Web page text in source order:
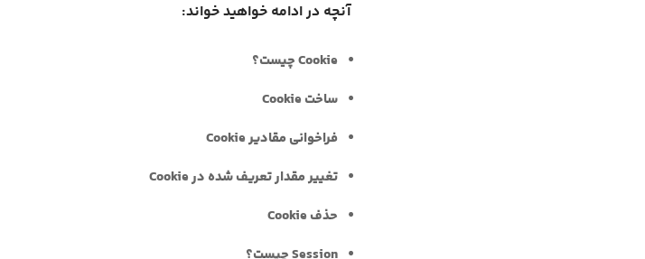
آنچه در ادامه خواهید خواند:
Cookie چیست؟
ساخت Cookie
فراخوانی مقادیر Cookie
تغییر مقدار تعریف شده در Cookie
حذف Cookie